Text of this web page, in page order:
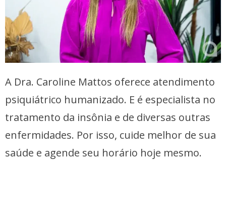
A Dra. Caroline Mattos oferece atendimento
psiquiátrico humanizado. E é especialista no
tratamento da insônia e de diversas outras
enfermidades. Por isso, cuide melhor de sua
saúde e agende seu horário hoje mesmo.